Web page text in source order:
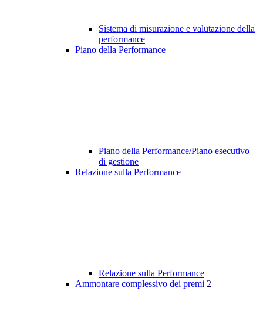
Sistema di misurazione e valutazione della
performance
Piano della Performance
Piano della Performance/Piano esecutivo
di gestione
Relazione sulla Performance
Relazione sulla Performance
Ammontare complessivo dei premi 2